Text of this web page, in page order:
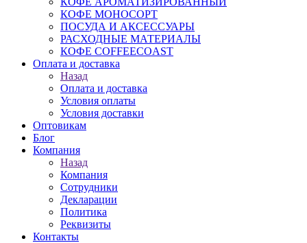
КОФЕ МОНОСОРТ
ПОСУДА И АКСЕССУАРЫ
РАСХОДНЫЕ МАТЕРИАЛЫ
КОФЕ COFFEECOAST
Оплата и доставка
Назад
Оплата и доставка
Условия оплаты
Условия доставки
Оптовикам
Блог
Компания
Назад
Компания
Сотрудники
Декларации
Политика
Реквизиты
Контакты